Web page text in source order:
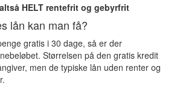
HELT rentefrit og gebyrfrit
lån kan man få?
gratis i 30 dage, så er der
Størrelsen på den gratis kredit
men de typiske lån uden renter og